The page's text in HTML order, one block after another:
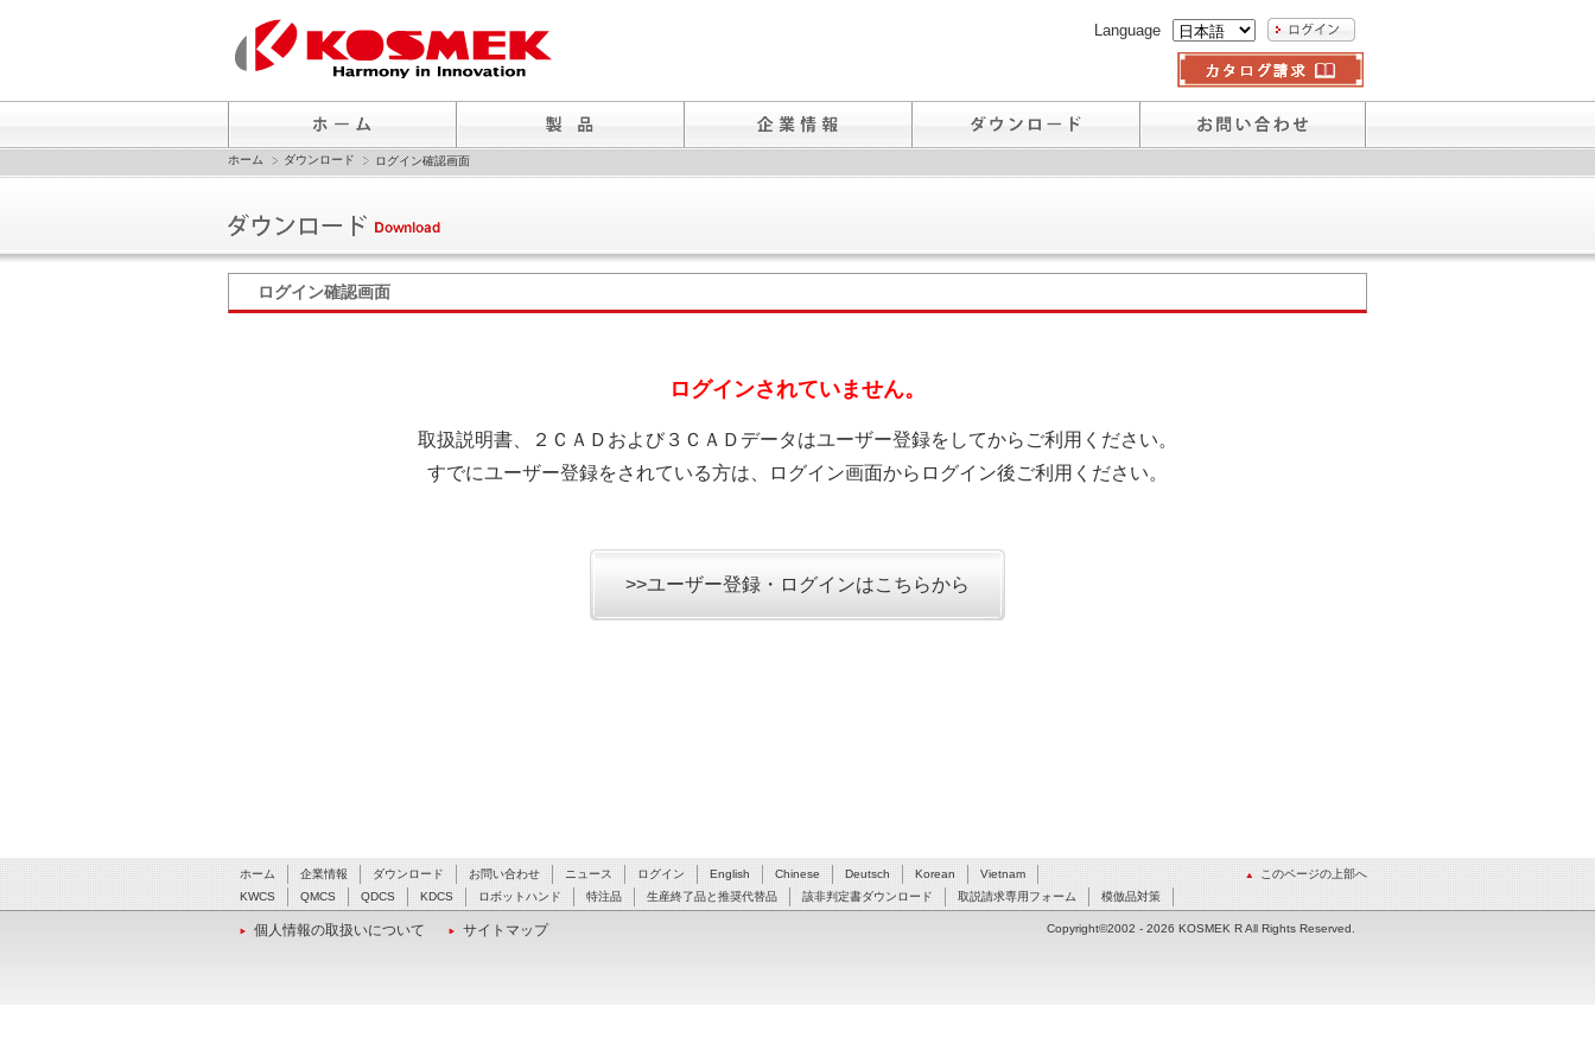
Language
ホーム ダウンロード ログイン確認画面
ログイン確認画面
ログインされていません。
取扱説明書、２ＣＡＤおよび３ＣＡＤデータはユーザー登録をしてからご利用ください。
すでにユーザー登録をされている方は、ログイン画面からログイン後ご利用ください。
>>ユーザー登録・ログインはこちらから
このページの上部へ
ホーム 企業情報 ダウンロード お問い合わせ ニュース ログイン English Chinese Deutsch Korean
Vietnam
KWCS
QMCS QDCS KDCS ロボットハンド 特注品 生産終了品と推奨代替品 該非判定書ダウンロード 取説請求専用フォーム 模倣品対策
個人情報の取扱いについて サイトマップ Copyright©2002 - 2026 KOSMEK R All Rights Reserved.